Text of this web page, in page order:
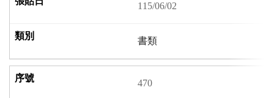
115/06/02
書類
470